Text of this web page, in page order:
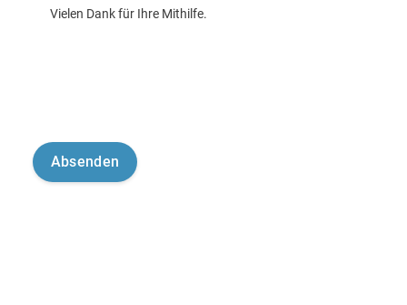
Vielen Dank für Ihre Mithilfe.